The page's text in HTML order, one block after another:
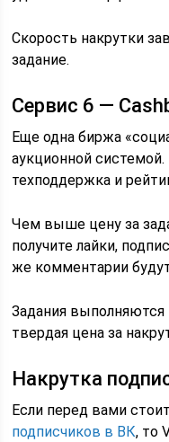
Скорость накрутки
задание.
Сервис 6 —
Еще одна биржа
аукционной
техподдержка и
Чем выше цену за
получите лайки,
же комментарии
Задания выполняются
твердая цена за
Накрутка
Если перед вами
подписчиков в ВК, то